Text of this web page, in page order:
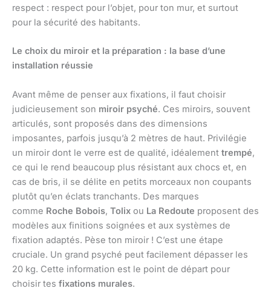
respect : respect pour l’objet, pour ton mur, et surtout
pour la sécurité des habitants.
Le choix du miroir et la préparation : la base d’une
installation réussie
Avant même de penser aux fixations, il faut choisir
judicieusement son miroir psyché. Ces miroirs, souvent
articulés, sont proposés dans des dimensions
imposantes, parfois jusqu’à 2 mètres de haut. Privilégie
un miroir dont le verre est de qualité, idéalement trempé,
ce qui le rend beaucoup plus résistant aux chocs et, en
cas de bris, il se délite en petits morceaux non coupants
plutôt qu’en éclats tranchants. Des marques
comme Roche Bobois, Tolix ou La Redoute proposent des
modèles aux finitions soignées et aux systèmes de
fixation adaptés. Pèse ton miroir ! C’est une étape
cruciale. Un grand psyché peut facilement dépasser les
20 kg. Cette information est le point de départ pour
choisir tes fixations murales.